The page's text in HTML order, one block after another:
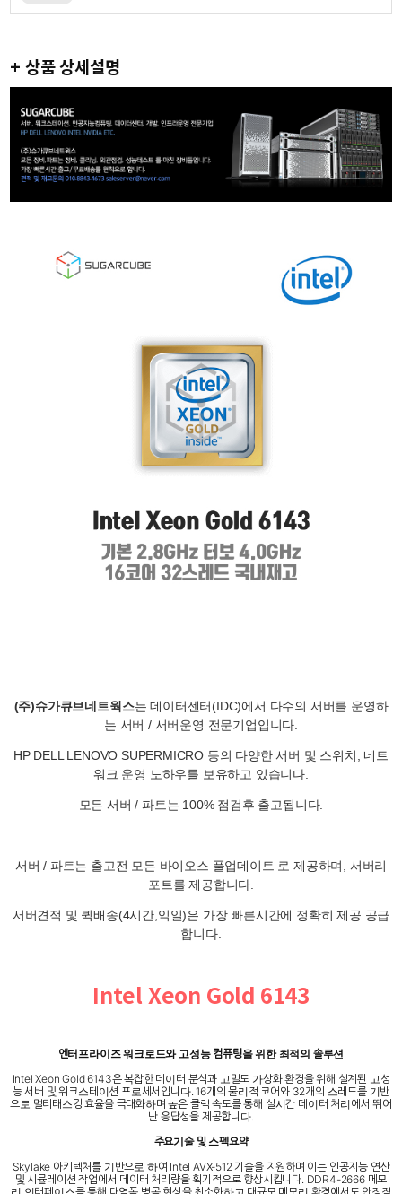
+ 상품 상세설명
(주)슈가큐브네트웍스는 데이터센터(IDC)에서 다수의 서버를 운영하
는 서버 / 서버운영 전문기업입니다.
HP DELL LENOVO SUPERMICRO 등의 다양한 서버 및 스위치, 네트
워크 운영 노하우를 보유하고 있습니다.
모든 서버 / 파트는 100% 점검후 출고됩니다.
서버 / 파트는 출고전 모든 바이오스 풀업데이트 로 제공하며, 서버리
포트를 제공합니다.
서버견적 및 퀵배송(4시간,익일)은 가장 빠른시간에 정확히 제공 공급
합니다.
Intel Xeon Gold 6143
엔터프라이즈 워크로드와 고성능 컴퓨팅을 위한 최적의 솔루션
Intel Xeon Gold 6143은 복잡한 데이터 분석과 고밀도 가상화 환경을 위해 설계된 고성
능 서버 및 워크스테이션 프로세서입니다. 16개의 물리적 코어와 32개의 스레드를 기반
으로 멀티태스킹 효율을 극대화하며 높은 클럭 속도를 통해 실시간 데이터 처리에서 뛰어
난 응답성을 제공합니다.
주요기술 및 스펙요약
Skylake 아키텍처를 기반으로 하여 Intel AVX-512 기술을 지원하며 이는 인공지능 연산
및 시뮬레이션 작업에서 데이터 처리량을 획기적으로 향상시킵니다. DDR4-2666 메모